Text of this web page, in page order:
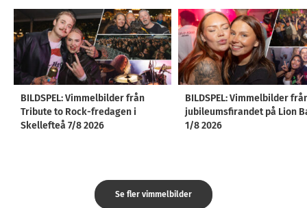
BILDSPEL: Vimmelbilder från
Tribute to Rock-fredagen i
Skellefteå 7/8 2026
BILDSPEL: Vimmelbilder
jubileumsfirandet på Lion
1/8 2026
Se fler vimmelbilder